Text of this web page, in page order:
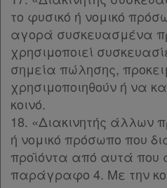
το φυσικό ή νομικό
αγορά συσκευασμένα
χρησιμοποιεί
σημεία πώλησης,
χρησιμοποιηθούν ή να
κοινό.
18. «Διακινητής άλλων
ή νομικό πρόσωπο που
προϊόντα από αυτά που
παράγραφο 4. Με την